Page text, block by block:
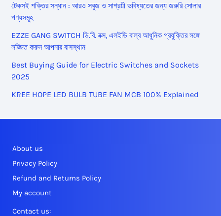
টেকসই শক্তির সন্ধান : আরও সবুজ ও সাশ্রয়ী ভবিষ্যতের জন্য জরুরি সোলার
পণ্যসমূহ
EZZE GANG SWITCH ডি.বি. বক্স, এলইডি বাল্ব আধুনিক প্রযুক্তির সঙ্গে
সজ্জিত করুন আপনার বাসস্থান
Best Buying Guide for Electric Switches and Sockets
2025
KREE HOPE LED BULB TUBE FAN MCB 100% Explained
About us
Privacy Policy
Refund and Returns Policy
My account
Contact us: